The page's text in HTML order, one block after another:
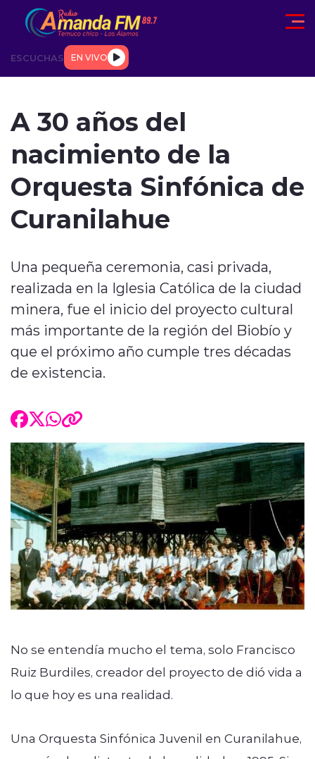
Click acá para ir directamente al contenido
ESCUCHAS EN VIVO
modo claro
A 30 años del
nacimiento de la
Orquesta Sinfónica de
Curanilahue
Una pequeña ceremonia, casi privada,
realizada en la Iglesia Católica de la ciudad
minera, fue el inicio del proyecto cultural
más importante de la región del Biobío y
que el próximo año cumple tres décadas
de existencia.
No se entendía mucho el tema, solo Francisco
Ruiz Burdiles, creador del proyecto de dió vida a
lo que hoy es una realidad.
Una Orquesta Sinfónica Juvenil en Curanilahue,